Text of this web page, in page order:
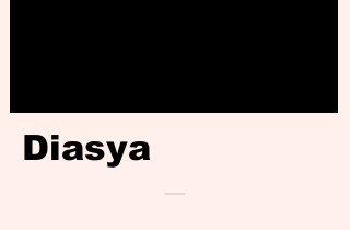
Diasya